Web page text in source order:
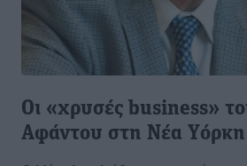
Oι «χρυσές business»
Aφάντου στη Nέα Yόρκη